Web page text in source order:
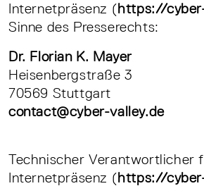
Internetpräsenz (https://
Sinne des Presserechts:
Dr. Florian K. Mayer
Heisenbergstraße 3
70569 Stuttgart
contact@cyber-valley.de
Technischer Verantwortlicher
Internetpräsenz (https://